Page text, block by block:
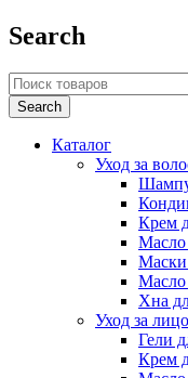
Search
Каталог
Уход за
Крем
Масло
Маски
Масло
Хна
Уход за
Гели
Крем